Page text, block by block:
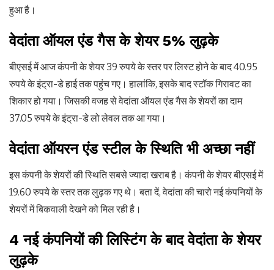
हुआ है।
वेदांता ऑयल एंड गैस के शेयर 5% लुढ़के
बीएसई में आज कंपनी के शेयर 39 रुपये के स्तर पर लिस्ट होने के बाद 40.95
रुपये के इंट्रा-डे हाई तक पहुंच गए। हालांकि, इसके बाद स्टॉक गिरावट का
शिकार हो गया। जिसकी वजह से वेदांता ऑयल एंड गैस के शेयरों का दाम
37.05 रुपये के इंट्रा-डे लो लेवल तक आ गया।
वेदांता ऑयरन एंड स्टील के स्थिति भी अच्छा नहीं
इस कंपनी के शेयरों की स्थिति सबसे ज्यादा खराब है। कंपनी के शेयर बीएसई में
19.60 रुपये के स्तर तक लुढ़क गए थे। बता दें, वेदांता की चारो नई कंपनियों के
शेयरों में बिकवाली देखने को मिल रही है।
4 नई कंपनियों की लिस्टिंग के बाद वेदांता के शेयर
लुढ़के